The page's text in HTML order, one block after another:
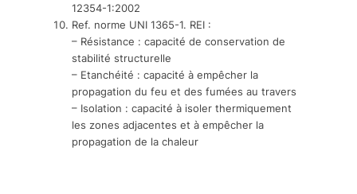
12354-1:2002
Ref. norme UNI 1365-1. REI :
– Résistance : capacité de conservation de
stabilité structurelle
– Etanchéité : capacité à empêcher la
propagation du feu et des fumées au travers
– Isolation : capacité à isoler thermiquement
les zones adjacentes et à empêcher la
propagation de la chaleur